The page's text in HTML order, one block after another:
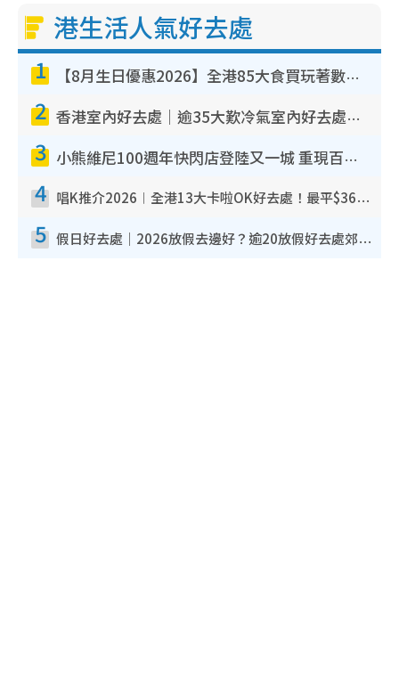
港生活人氣好去處
1 【8月生日優惠2026】全港85大食買玩著數攻略 自助餐/火鍋放題同行免費＋誠品/DONKI送現金券
2 香港室內好去處｜逾35大歎冷氣室內好去處推介 室內活動免費避雨無懼落雨
3 小熊維尼100週年快閃店登陸又一城 重現百畝森林經典場景／獨家限定盲盒登場／專屬DIY香水
4 唱K推介2026︱全港13大卡啦OK好去處！最平$36起 日文K都有！(附地址+收費詳情)
5 假日好去處｜2026放假去邊好？逾20放假好去處郊外/秘景 休閒半日或一日遊